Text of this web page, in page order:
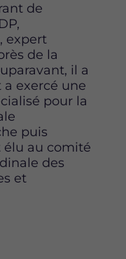
de
expert
de la
il a
exercé une
pour la
puis
élu au comité
des
et